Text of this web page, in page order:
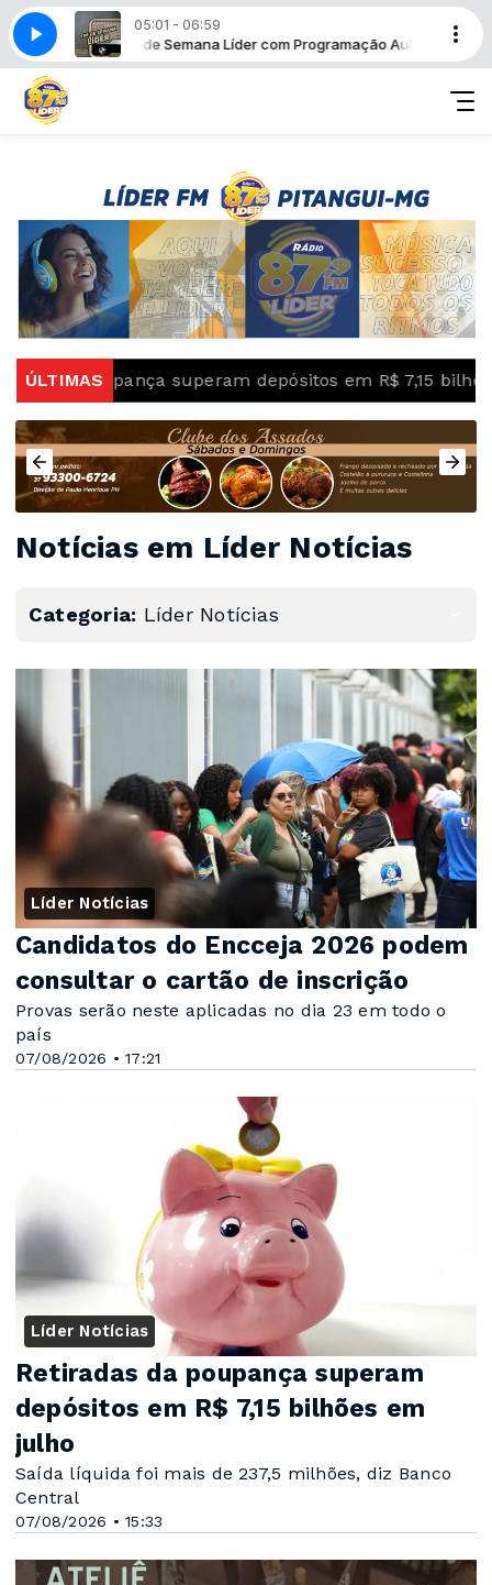
05:01 - 06:59
Fim de Semana Líder com Programação Automática
ÚLTIMAS
superam depósitos em R$ 7,15 bilhões em julho
Notícias em Líder Notícias
Categoria: Líder Notícias
Líder Notícias
07/08/2026 • 17:21
Candidatos do Encceja 2026 podem
consultar o cartão de inscrição
Provas serão neste aplicadas no dia 23 em todo o
país
Líder Notícias
07/08/2026 • 15:33
Retiradas da poupança superam
depósitos em R$ 7,15 bilhões em
julho
Saída líquida foi mais de 237,5 milhões, diz Banco
Central